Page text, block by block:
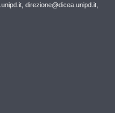
direzione@dicea.unipd.it,